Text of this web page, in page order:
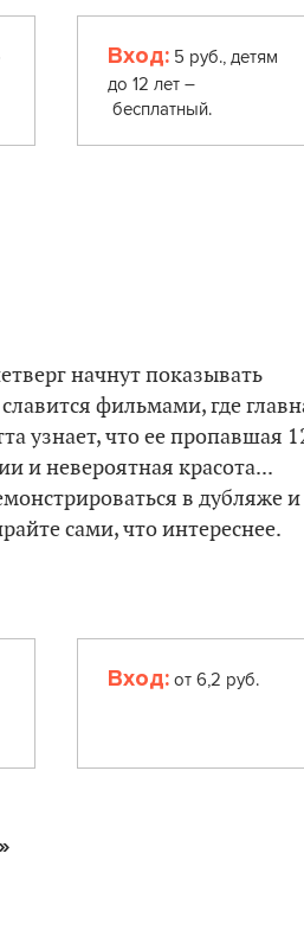
Вход: 5 руб., детям
до 12 лет –
бесплатный.
начнут показывать
фильмами, где
узнает, что ее пропавшая
и невероятная красота...
в дубляже и
сами, что интереснее.
Вход:от 6,2 руб.